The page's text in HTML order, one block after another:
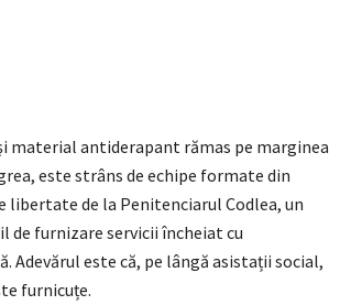
material antiderapant rămas pe marginea
este strâns de echipe formate din
libertate de la Penitenciarul Codlea, un
de furnizare servicii încheiat cu
Adevărul este că, pe lângă asistații social,
furnicuțe.